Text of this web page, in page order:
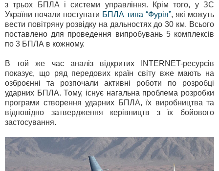
з трьох БПЛА і системи управління. Крім того, у ЗС
України почали поступати БПЛА типа “Фурія”, які можуть
вести повітряну розвідку на дальностях до 30 км. Всього
поставлено для проведення випробувань 5 комплексів
по 3 БПЛА в кожному.
В той же час аналіз відкритих INTERNET-ресурсів
показує, що ряд передових країн світу вже мають на
озброєнні та розпочали активні роботи по розробці
ударних БПЛА. Тому, існує нагальна проблема розробки
програми створення ударних БПЛА, їх виробництва та
відповідно затвердження керівництв з їх бойового
застосування.